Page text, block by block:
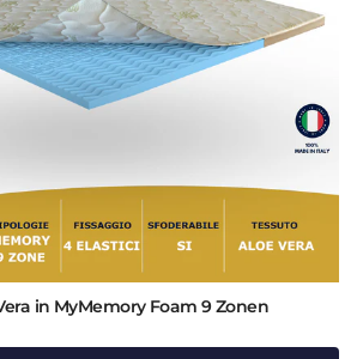
in MyMemory Foam 9 Zonen